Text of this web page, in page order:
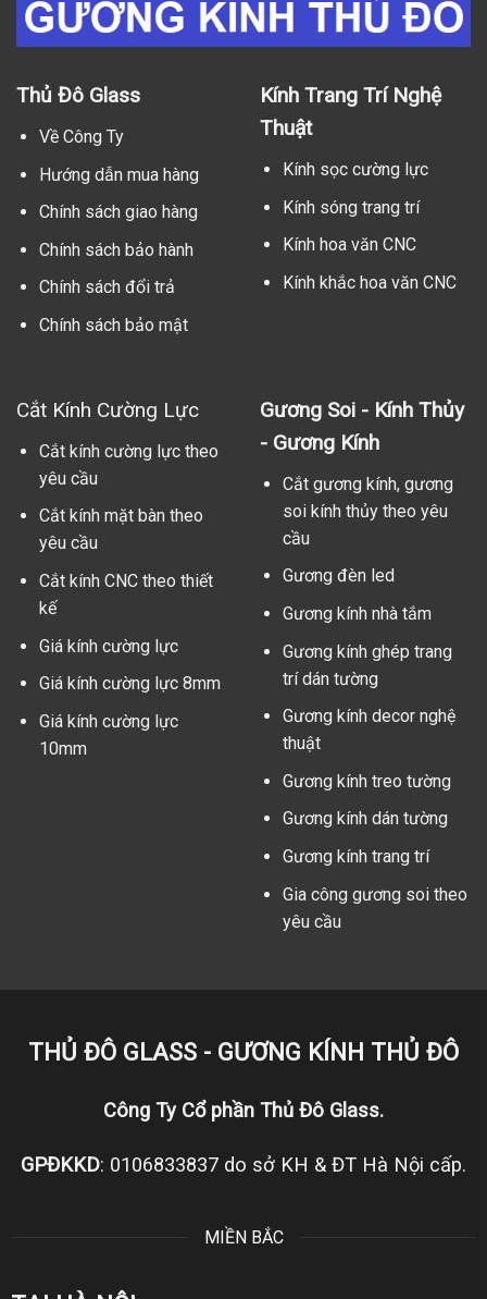
Thủ Đô Glass
Về Công Ty
Hướng dẫn mua hàng
Chính sách giao hàng
Chính sách bảo hành
Chính sách đổi trả
Chính sách bảo mật
Kính Trang Trí Nghệ
Thuật
Kính sọc cường lực
Kính sóng trang trí
Kính hoa văn CNC
Kính khắc hoa văn CNC
Cắt Kính Cường Lực
Cắt kính cường lực theo
yêu cầu
Cắt kính mặt bàn theo
yêu cầu
Cắt kính CNC theo thiết
kế
Giá kính cường lực
Giá kính cường lực 8mm
Giá kính cường lực
10mm
Gương Soi - Kính Thủy
- Gương Kính
Cắt gương kính, gương
soi kính thủy theo yêu
cầu
Gương đèn led
Gương kính nhà tắm
Gương kính ghép trang
trí dán tường
Gương kính decor nghệ
thuật
Gương kính treo tường
Gương kính dán tường
Gương kính trang trí
Gia công gương soi theo
yêu cầu
THỦ ĐÔ GLASS - GƯƠNG KÍNH THỦ ĐÔ
Công Ty Cổ phần Thủ Đô Glass.
GPĐKKD: 0106833837 do sở KH & ĐT Hà Nội cấp.
MIỀN BẮC